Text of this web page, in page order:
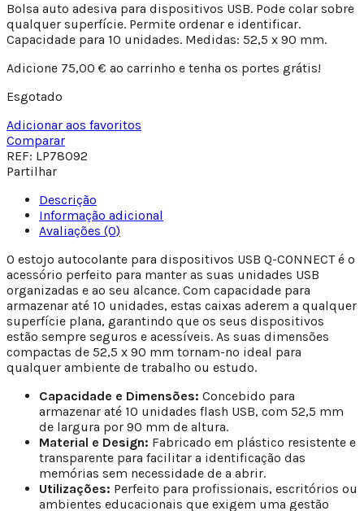
Bolsa auto adesiva para dispositivos USB. Pode colar sobre
qualquer superfície. Permite ordenar e identificar.
Capacidade para 10 unidades. Medidas: 52,5 x 90 mm.
Adicione 75,00 € ao carrinho e tenha os portes grátis!
Esgotado
Adicionar aos favoritos
Comparar
REF: LP78092
Partilhar
Descrição
Informação adicional
Avaliações (0)
O estojo autocolante para dispositivos USB Q-CONNECT é o
acessório perfeito para manter as suas unidades USB
organizadas e ao seu alcance. Com capacidade para
armazenar até 10 unidades, estas caixas aderem a qualquer
superfície plana, garantindo que os seus dispositivos
estão sempre seguros e acessíveis. As suas dimensões
compactas de 52,5 x 90 mm tornam-no ideal para
qualquer ambiente de trabalho ou estudo.
Capacidade e Dimensões: Concebido para
armazenar até 10 unidades flash USB, com 52,5 mm
de largura por 90 mm de altura.
Material e Design: Fabricado em plástico resistente e
transparente para facilitar a identificação das
memórias sem necessidade de a abrir.
Utilizações: Perfeito para profissionais, escritórios ou
ambientes educacionais que exigem uma gestão